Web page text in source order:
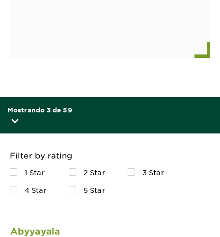
Mostrando 3 de 59
Filter by rating
1 Star 2 Star
3 Star
4 Star
5 Star
Abyyayala